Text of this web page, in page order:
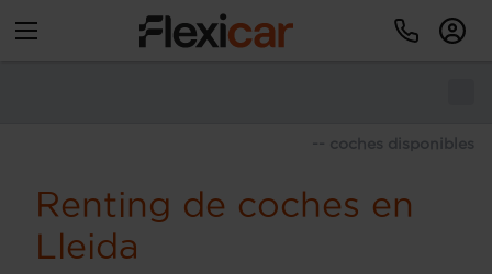
-- coches disponibles
Renting de coches en
Lleida